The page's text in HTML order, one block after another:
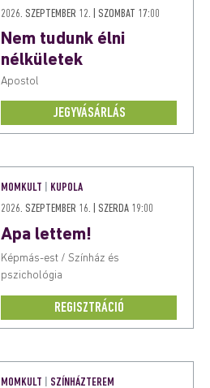
2026. SZEPTEMBER 12. | SZOMBAT 17:00
Nem tudunk élni
nélkületek
Apostol
JEGYVÁSÁRLÁS
MOMKULT
KUPOLA
2026. SZEPTEMBER 16. | SZERDA 19:00
Apa lettem!
Képmás-est / Színház és
pszichológia
REGISZTRÁCIÓ
MOMKULT SZÍNHÁZTEREM